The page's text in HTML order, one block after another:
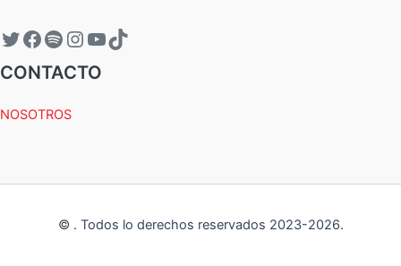
CONTACTO
NOSOTROS
© . Todos lo derechos reservados 2023-2026.